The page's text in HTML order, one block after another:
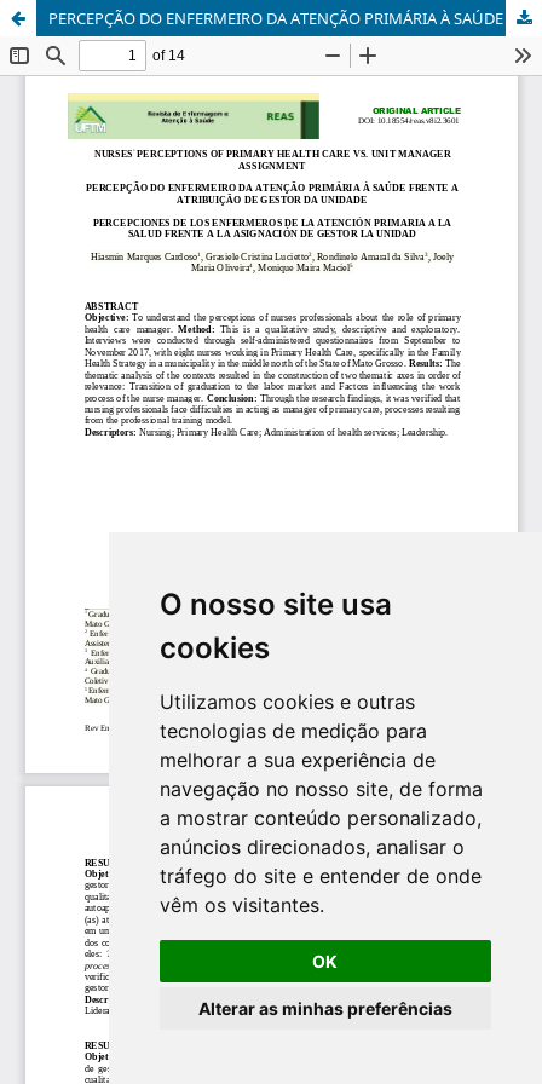
O nosso site usa
cookies
Utilizamos cookies e outras
tecnologias de medição para
melhorar a sua experiência de
navegação no nosso site, de forma
a mostrar conteúdo personalizado,
anúncios direcionados, analisar o
tráfego do site e entender de onde
vêm os visitantes.
OK
Alterar as minhas preferências
PERCEPÇÃO DO ENFERMEIRO DA ATENÇÃO PRIMÁRIA À SAÚDE FRENTE A ATRIBUIÇÃO DE GESTOR DA UNIDADE